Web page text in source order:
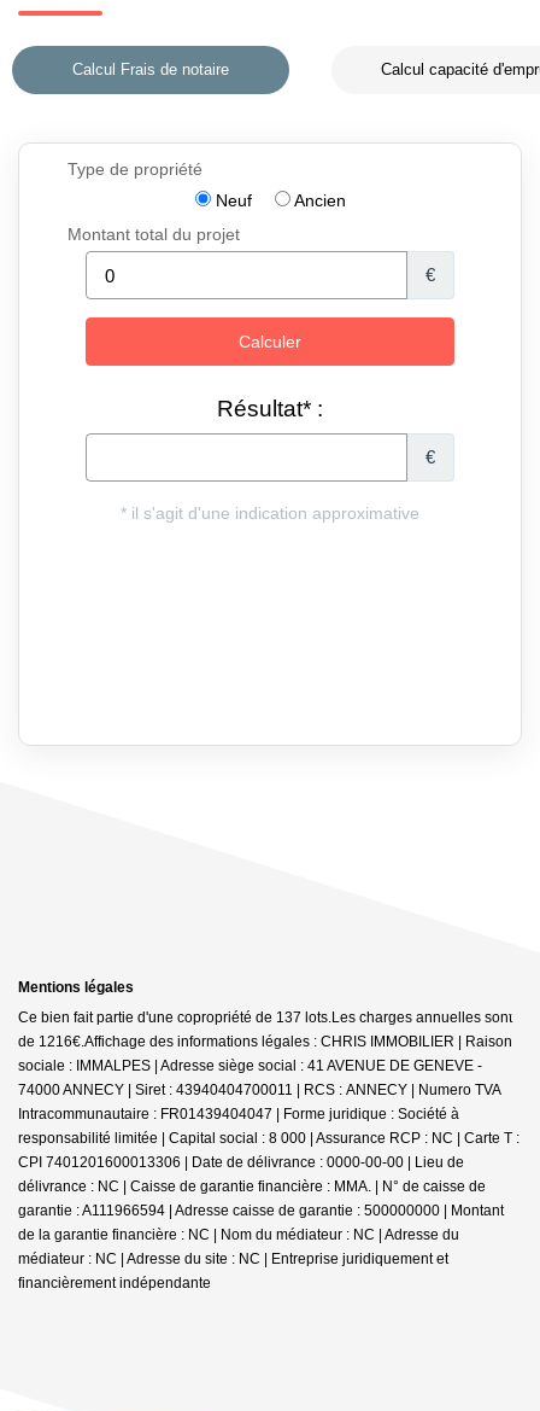
Calcul Frais de notaire Calcul capacité
Mentions légales
Ce bien fait partie d'une copropriété de 137 lots.Les charges annuelles sont
de 1216€. Affichage des informations légales : CHRIS IMMOBILIER | Raison
sociale : IMMALPES | Adresse siège social : 41 AVENUE DE GENEVE -
74000 ANNECY | Siret : 43940404700011 | RCS : ANNECY | Numero TVA
Intracommunautaire : FR01439404047 | Forme juridique : Société à
responsabilité limitée | Capital social : 8 000 | Assurance RCP : NC | Carte T :
CPI 7401201600013306 | Date de délivrance : 0000-00-00 | Lieu de
délivrance : NC | Caisse de garantie financière : MMA. | N° de caisse de
garantie : A111966594 | Adresse caisse de garantie : 500000000 | Montant
de la garantie financière : NC | Nom du médiateur : NC | Adresse du
médiateur : NC | Adresse du site : NC | Entreprise juridiquement et
financièrement indépendante